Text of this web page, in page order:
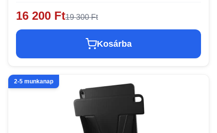
16 200 Ft19 300 Ft
Kosárba
2-5 munkanap